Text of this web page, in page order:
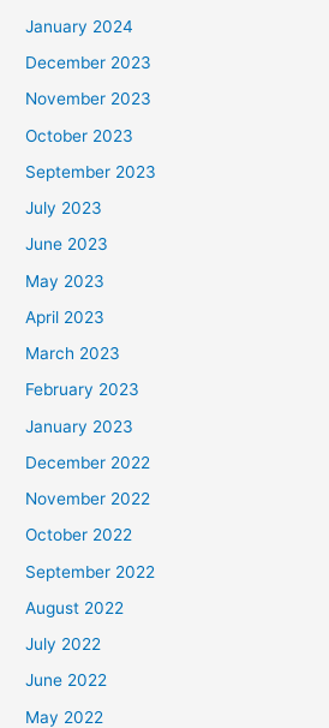
January 2024
December 2023
November 2023
October 2023
September 2023
July 2023
June 2023
May 2023
April 2023
March 2023
February 2023
January 2023
December 2022
November 2022
October 2022
September 2022
August 2022
July 2022
June 2022
May 2022